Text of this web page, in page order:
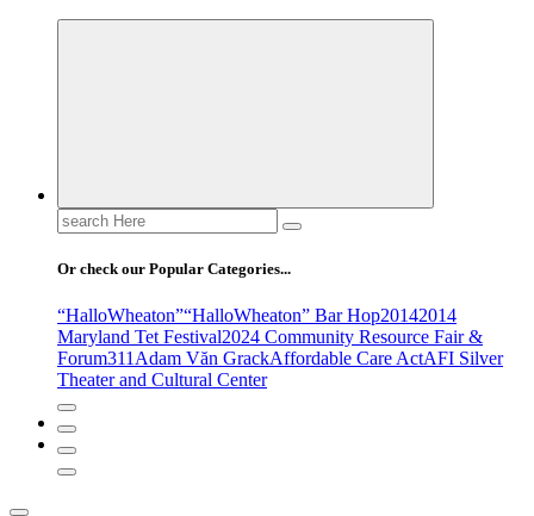
Search
for:
Or check our Popular Categories...
“HalloWheaton”“HalloWheaton” Bar Hop20142014
Maryland Tet Festival2024 Community Resource Fair &
Forum311 Adam Văn GrackAffordable Care ActAFI Silver
Theater and Cultural Center